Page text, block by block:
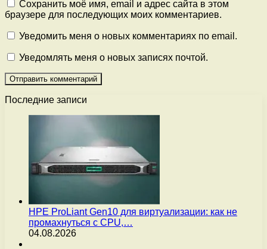
Сохранить моё имя, email и адрес сайта в этом
браузере для последующих моих комментариев.
Уведомить меня о новых комментариях по email.
Уведомлять меня о новых записях почтой.
Последние записи
HPE ProLiant Gen10 для виртуализации: как не
промахнуться с CPU,…
04.08.2026